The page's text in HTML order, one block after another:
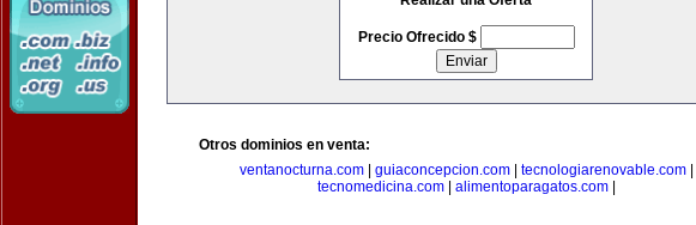
Precio Ofrecido $
Otros dominios en venta:
ventanocturna.com| guiaconcepcion.com| tecnologiarenovable.com|
tecnomedicina.com| alimentoparagatos.com|